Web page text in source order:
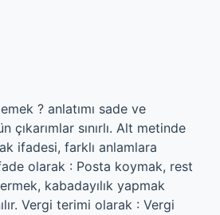
? anlatımı sade ve
sınırlı. Alt metinde
ifadesi, farklı anlamlara
olarak : Posta koymak, rest
kabadayılık yapmak
Vergi terimi olarak : Vergi